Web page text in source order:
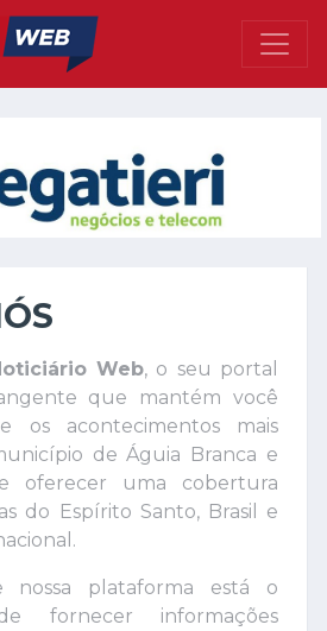
Web, o seu portal
que mantém você
os acontecimentos mais
de Águia Branca e
oferecer uma cobertura
do Espírito Santo, Brasil e
nossa plataforma está o
fornecer informações